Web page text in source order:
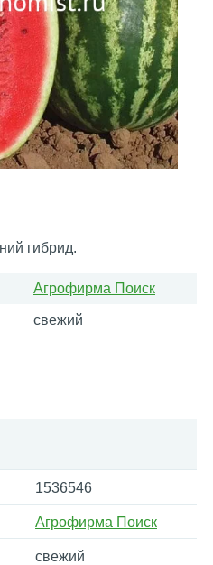
гибрид.
Агрофирма Поиск
свежий
1536546
Агрофирма Поиск
свежий